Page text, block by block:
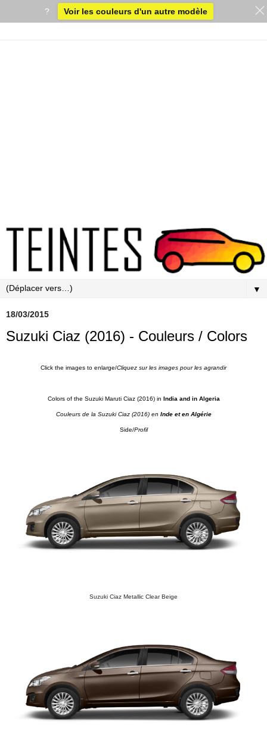
▼
18/03/2015
Suzuki Ciaz (2016) - Couleurs / Colors
Click the images to enlarge/Cliquez sur les images pour les agrandir
Colors of the Suzuki Maruti Ciaz (2016) in India and in Algeria
Couleurs de la Suzuki Ciaz (2016) en Inde et en Algérie
Side/Profil
Suzuki Ciaz Metallic Clear Beige
? Voir les couleurs d'un autre modèle